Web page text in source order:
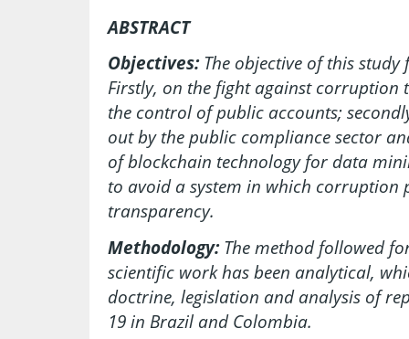
ABSTRACT
Objectives: The objective of this study
Firstly, on the fight against
the control of public accounts;
out by the public compliance sector
of blockchain technology for data
to avoid a system in which corruption
transparency.
Methodology: The method followed
scientific work has been analytical,
doctrine, legislation and analysis of
19 in Brazil and Colombia.